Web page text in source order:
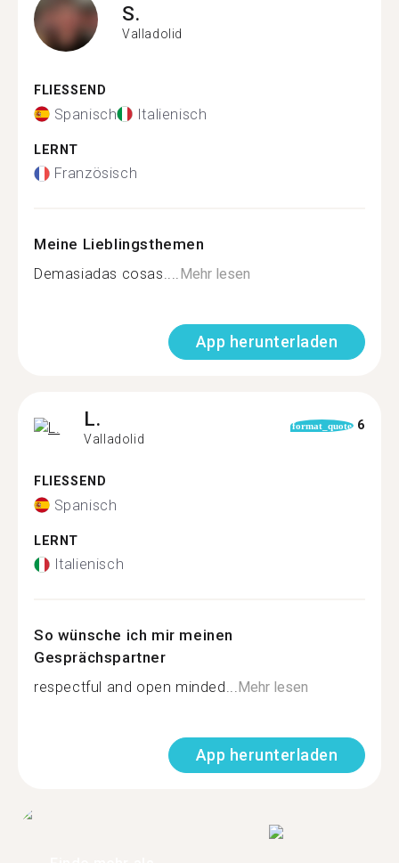
S.
Valladolid
FLIESSEND
Spanisch Italienisch
LERNT
Französisch
Meine Lieblingsthemen
Demasiadas cosas....Mehr lesen
App herunterladen
L.
Valladolid
format_quote 6
FLIESSEND
Spanisch
LERNT
Italienisch
So wünsche ich mir meinen
Gesprächspartner
respectful and open minded...Mehr lesen
App herunterladen